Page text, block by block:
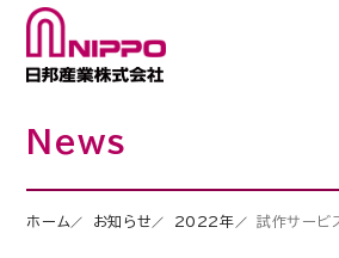
News
ホーム お知らせ 2022年 試作サービ